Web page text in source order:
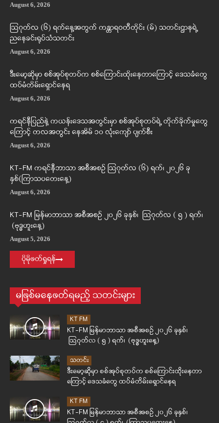
August 6, 2026
ဩဂုတ်လ (၆) ရက်နေ့အတွက် ကန္တာရဝတီတိုင်း (မ်) သတင်းဌာနရဲ့
ညနေခင်းရုပ်သံသတင်း
August 6, 2026
ဒီးမော့ဆိုမှာ စစ်အုပ်စုတပ်က စစ်ကြောင်းထိုးနေတာကြောင့် ဒေသခံတွေ
ထပ်မံတိမ်းရှောင်နေရ
August 6, 2026
ကရင်နီပြည်နဲ့ ကယန်းဒေသအတွင်းမှာ စစ်အုပ်စုတပ်ရဲ့ တိုက်ခိုက်မှုတွေ
ကြောင့် တလအတွင်း နေအိမ် ၁၀ လုံးကျော် ပျက်စီး
August 6, 2026
KT-FM ကရင်နီဘာသာ အစီအစဉ် ဩဂုတ်လ (၆) ရက်၊ ၂၀၂၆ ခု
နှစ်(ကြာသပတေးနေ့)
August 6, 2026
KT-FM မြန်မာဘာသာ အစီအစဉ် ၂၀၂၆ ခုနှစ်၊ ဩဂုတ်လ ( ၅ ) ရက်၊
(ဗုဒ္ဓဟူးနေ့)
August 5, 2026
ပိုမိုဖတ်ရှုရန်
မဖြစ်မနေဖတ်ရမည့် သတင်းများ
KT FM
KT-FM မြန်မာဘာသာ အစီအစဉ် ၂၀၂၆ ခုနှစ်၊
ဩဂုတ်လ ( ၅ ) ရက်၊ (ဗုဒ္ဓဟူးနေ့)
သတင်း
ဒီးမော့ဆိုမှာ စစ်အုပ်စုတပ်က စစ်ကြောင်းထိုးနေတာ
ကြောင့် ဒေသခံတွေ ထပ်မံတိမ်းရှောင်နေရ
KT FM
KT-FM မြန်မာဘာသာ အစီအစဉ် ၂၀၂၆ ခုနှစ်၊